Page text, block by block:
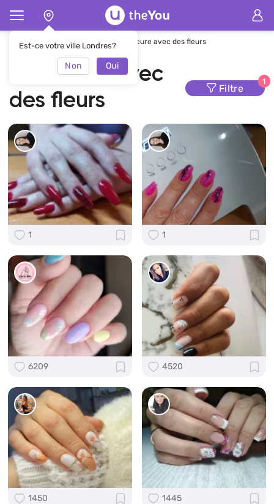
Est-ce votre ville Londres?
Non Oui
Page d'accueil Manucure Manucure avec des fleurs
Manucure avec
des fleurs
Filtre
1
1 1
6209 4520
1450 1445